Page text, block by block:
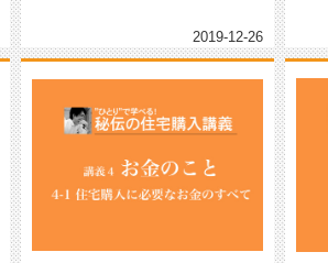
2019-12-26